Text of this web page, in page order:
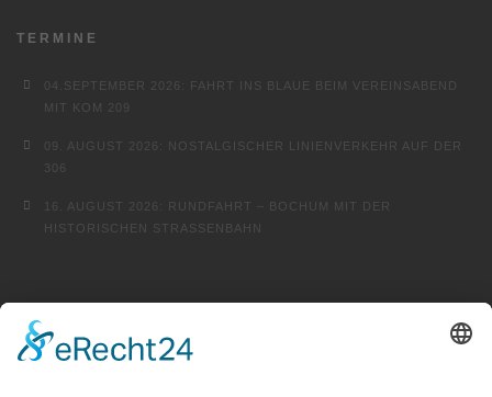
TERMINE
04.SEPTEMBER 2026: FAHRT INS BLAUE BEIM VEREINSABEND
MIT KOM 209
09. AUGUST 2026: NOSTALGISCHER LINIENVERKEHR AUF DER
306
16. AUGUST 2026: RUNDFAHRT – BOCHUM MIT DER
HISTORISCHEN STRASSENBAHN
FINDEN …